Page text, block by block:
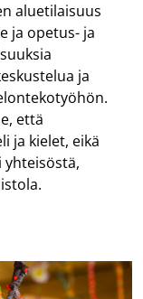
aluetilaisuus
ja opetus- ja
ja
että
ja kielet, eikä